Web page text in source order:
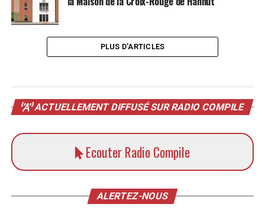
PLUS D'ARTICLES
ACTUELLEMENT DIFFUSÉ SUR RADIO COMPILE
Ecouter Radio Compile
ALERTEZ-NOUS